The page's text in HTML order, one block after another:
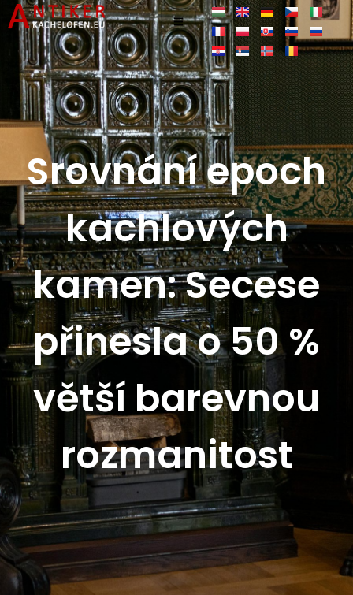
Srovnání epoch
kachlových
kamen: Secese
přinesla o 50 %
větší barevnou
rozmanitost